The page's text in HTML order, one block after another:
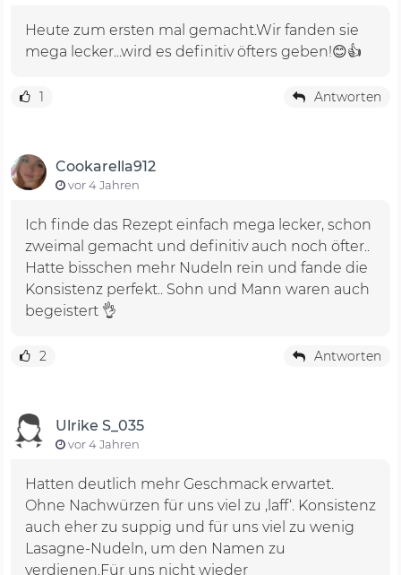
Heute zum ersten mal gemacht.Wir fanden sie
mega lecker...wird es definitiv öfters geben!😊👍
1 Antworten
Cookarella912
vor 4 Jahren
Ich finde das Rezept einfach mega lecker, schon
zweimal gemacht und definitiv auch noch öfter..
Hatte bisschen mehr Nudeln rein und fande die
Konsistenz perfekt.. Sohn und Mann waren auch
begeistert 👌
2 Antworten
Ulrike S_035
vor 4 Jahren
Hatten deutlich mehr Geschmack erwartet.
Ohne Nachwürzen für uns viel zu ‚laff‘. Konsistenz
auch eher zu suppig und für uns viel zu wenig
Lasagne-Nudeln, um den Namen zu
verdienen.Für uns nicht wieder